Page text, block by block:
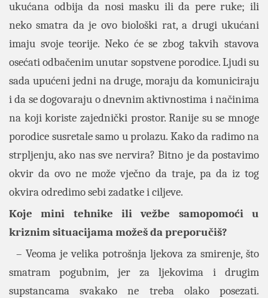
ukućana odbija da nosi masku ili da pere ruke; ili
neko smatra da je ovo biološki rat, a drugi ukućani
imaju svoje teorije. Neko će se zbog takvih stavova
osećati odbačenim unutar sopstvene porodice. Ljudi su
sada upućeni jedni na druge, moraju da komuniciraju
i da se dogovaraju o dnevnim aktivnostima i načinima
na koji koriste zajednički prostor. Ranije su se mnoge
porodice susretale samo u prolazu. Kako da radimo na
strpljenju, ako nas sve nervira? Bitno je da postavimo
okvir da ovo ne može vječno da traje, pa da iz tog
okvira odredimo sebi zadatke i ciljeve.
Koje mini tehnike ili vežbe samopomoći u
kriznim situacijama možeš da preporučiš?
– Veoma je velika potrošnja ljekova za smirenje, što
smatram pogubnim, jer za ljekovima i drugim
supstancama svakako ne treba olako posezati.